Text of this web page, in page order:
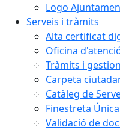
Logo
Serveis i tràmits
Alta certificat
Oficina
Tràmits i
Carpeta
Catàleg de
Finestreta
Validació de